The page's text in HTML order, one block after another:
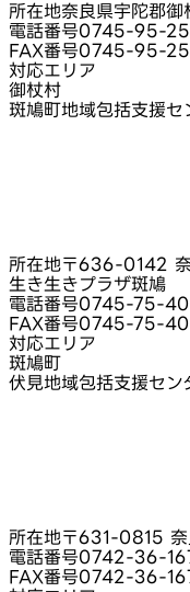
所在地奈良県宇陀郡御
電話番号0745-95-
FAX番号0745-95-
対応エリア
御杖村
斑鳩町地域包括支援セ
所在地〒636-0142 奈
生き生きプラザ斑鳩
電話番号0745-75-
FAX番号0745-75-
対応エリア
斑鳩町
伏見地域包括支援セン
所在地〒631-0815 奈
電話番号0742-36-
FAX番号0742-36-